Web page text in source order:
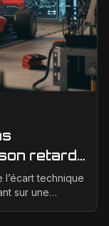
retard
technique
sur une